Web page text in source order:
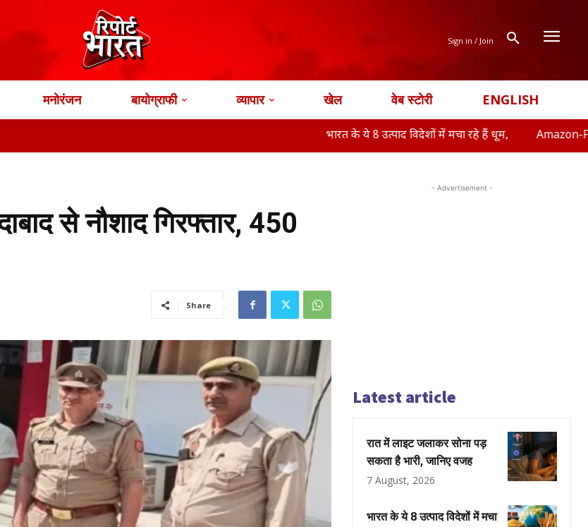
Sign in / Join
मनोरंजन बायोग्राफी व्यापार खेल वेब स्टोरी ENGLISH
भारत के ये 8 उत्पाद विदेशों में मचा रहे हैं धूम, Amazon-Flipkart
से नौशाद गिरफ्तार, 450
Share
- Advertisement -
Latest article
रात में लाइट जलाकर सोना पड़
सकता है भारी, जानिए वजह
7 August, 2026
भारत के ये 8 उत्पाद विदेशों में मचा